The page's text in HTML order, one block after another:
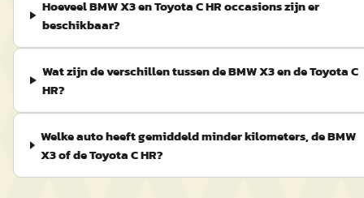
Hoeveel BMW X3 en Toyota C HR occasions zijn er
beschikbaar?
Wat zijn de verschillen tussen de BMW X3 en de Toyota C
HR?
Welke auto heeft gemiddeld minder kilometers, de BMW
X3 of de Toyota C HR?